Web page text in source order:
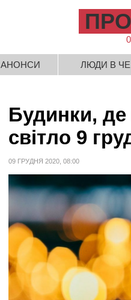
ПРО
АНОНСИ ЛЮДИ В ЧЕ
Будинки, де
світло 9
09 ГРУДНЯ 2020, 08:00